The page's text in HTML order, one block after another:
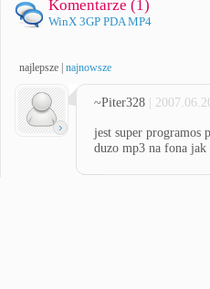
Komentarze (1)
WinX 3GP PDA MP4
najlepsze najnowsze
~Piter328 |
jest super programos
duzo mp3 na fona